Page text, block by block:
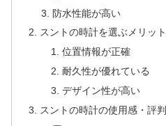
防水性能が高い
スントの時計を選ぶメリッ
位置情報が正確
耐久性が優れている
デザイン性が高い
スントの時計の使用感・評